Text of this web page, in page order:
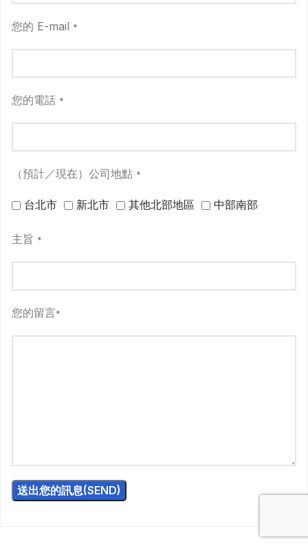
您的 E-mail *
您的電話 *
（預計／現在）公司地點 *
台北市 新北市 其他北部地區 中部南部
主旨 *
您的留言*